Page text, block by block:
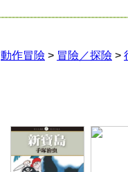
動作冒險 > 冒險／探險 >